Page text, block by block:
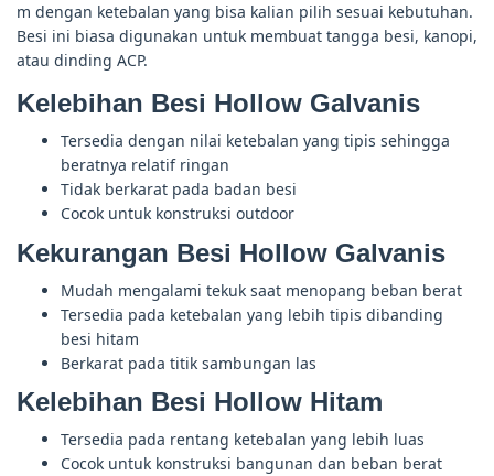
m dengan ketebalan yang bisa kalian pilih sesuai kebutuhan.
Besi ini biasa digunakan untuk membuat tangga besi, kanopi,
atau dinding ACP.
Kelebihan Besi Hollow Galvanis
Tersedia dengan nilai ketebalan yang tipis sehingga
beratnya relatif ringan
Tidak berkarat pada badan besi
Cocok untuk konstruksi outdoor
Kekurangan Besi Hollow Galvanis
Mudah mengalami tekuk saat menopang beban berat
Tersedia pada ketebalan yang lebih tipis dibanding
besi hitam
Berkarat pada titik sambungan las
Kelebihan Besi Hollow Hitam
Tersedia pada rentang ketebalan yang lebih luas
Cocok untuk konstruksi bangunan dan beban berat